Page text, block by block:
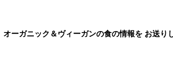
オーガニック＆ヴィーガンの食の情報を お送り